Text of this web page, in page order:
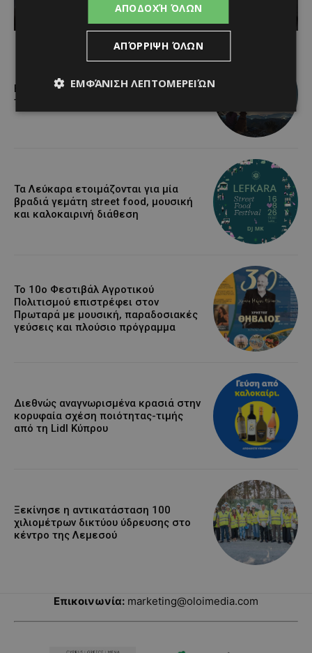
- August 7, 2026
Βραδινή πεζοπορία στον Μαχαιρά με
τον σκύλο σου και θέα τις Περσείδες
Τα Λεύκαρα ετοιμάζονται για μία
βραδιά γεμάτη street food, μουσική
και καλοκαιρινή διάθεση
Το 10ο Φεστιβάλ Αγροτικού
Πολιτισμού επιστρέφει στον
Πρωταρά με μουσική, παραδοσιακές
γεύσεις και πλούσιο πρόγραμμα
Διεθνώς αναγνωρισμένα κρασιά στην
κορυφαία σχέση ποιότητας-τιμής
από τη Lidl Κύπρου
Ξεκίνησε η αντικατάσταση 100
χιλιομέτρων δικτύου ύδρευσης στο
κέντρο της Λεμεσού
Επικοινωνία: marketing@oloimedia.com
ΑΠΟΔΟΧΉ ΌΛΩΝ
ΑΠΌΡΡΙΨΗ ΌΛΩΝ
ΕΜΦΆΝΙΣΗ ΛΕΠΤΟΜΕΡΕΙΏΝ